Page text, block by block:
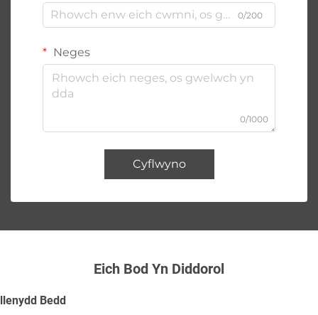
0/200
Neges
0/1000
Cyflwyno
Eich Bod Yn Diddorol
llenydd Bedd